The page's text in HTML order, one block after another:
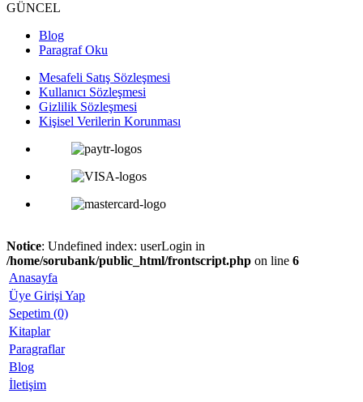
GÜNCEL
Blog
Paragraf Oku
Mesafeli Satış Sözleşmesi
Kullanıcı Sözleşmesi
Gizlilik Sözleşmesi
Kişisel Verilerin Korunması
Notice: Undefined index: userLogin in
/home/sorubank/public_html/frontscript.php on line 6
Anasayfa
Üye Girişi Yap
Sepetim (0)
Kitaplar
Paragraflar
Blog
İletişim